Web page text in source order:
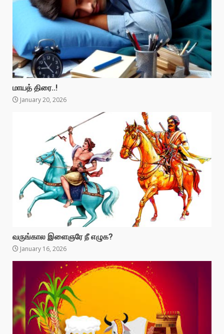
மாயத் திரை..!
January 20, 2026
வருங்கால இளைஞரே நீ எழுக?
January 16, 2026